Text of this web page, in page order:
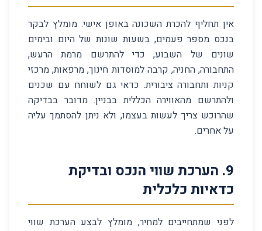
אין תחליף להכרת השכונה באופן אישי. מומלץ לבקר
בנכס מספר פעמים, בשעות שונות של היום ובימים
שונים של השבוע, כדי להתרשם מרמת הרעש,
התחבורה, החניה, קרבה למוסדות חינוך, מרפאות, מרכזי
קניות ותחבורה ציבורית. כדאי גם לשוחח עם שכנים
ולהתרשם מהאווירה הכללית בבניין. מדובר בבדיקה
שהרוכש צריך לעשות בעצמו, ולא ניתן להסתמך עליה
על אחרים.
9
. הערכת שווי הנכס ובדיקת
כדאיות כלכלית
לפני שמתחייבים למחיר, מומלץ לבצע הערכת שווי